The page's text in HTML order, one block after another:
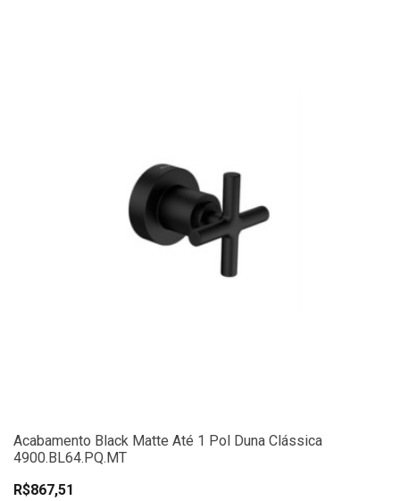
Acabamento Black Matte Até 1 Pol Duna Clássica
4900.BL64.PQ.MT
R$867,51